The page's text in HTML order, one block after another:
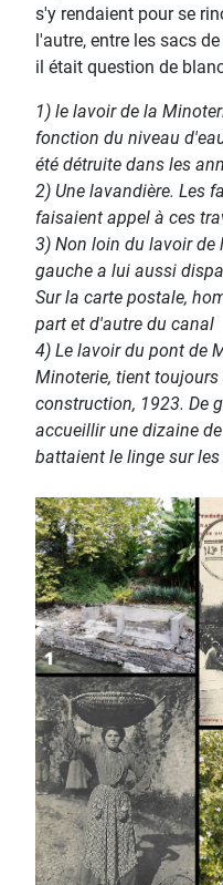
s'y rendaient pour se
l'autre, entre les sacs
il était question de
1) le lavoir de la
fonction du niveau
été détruite dans les
2) Une lavandière. Les
faisaient appel à ces
3) Non loin du lavoir de
gauche a lui aussi
Sur la carte postale,
part et d'autre du canal
4) Le lavoir du pont de
Minoterie, tient
construction, 1923. De
accueillir une dizaine
battaient le linge sur